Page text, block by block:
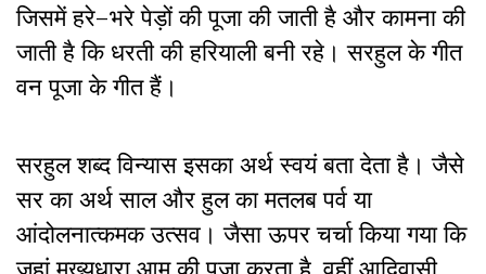
जिसमें हरे–भरे पेड़ों की पूजा की जाती है और कामना की
जाती है कि धरती की हरियाली बनी रहे। सरहुल के गीत
वन पूजा के गीत हैं।
सरहुल शब्द विन्यास इसका अर्थ स्वयं बता देता है। जैसे
सर का अर्थ साल और हुल का मतलब पर्व या
आंदोलनात्कमक उत्सव। जैसा ऊपर चर्चा किया गया कि